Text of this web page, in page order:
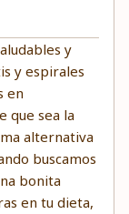
y
y espirales
en
que sea la
alternativa
buscamos
bonita
en tu dieta,